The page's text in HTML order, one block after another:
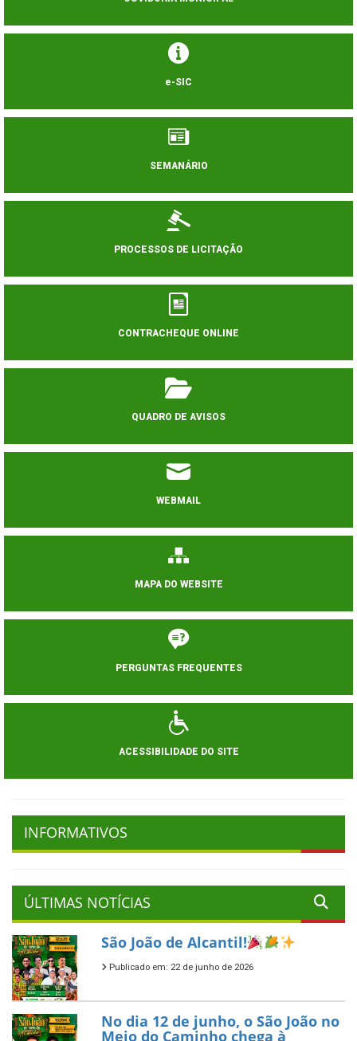
e-SIC
SEMANÁRIO
PROCESSOS DE LICITAÇÃO
CONTRACHEQUE ONLINE
QUADRO DE AVISOS
WEBMAIL
MAPA DO WEBSITE
PERGUNTAS FREQUENTES
ACESSIBILIDADE DO SITE
INFORMATIVOS
ÚLTIMAS NOTÍCIAS
São João de Alcantil!
Publicado em: 22 de junho de 2026
No dia 12 de junho, o São João no
Meio do Caminho chega à